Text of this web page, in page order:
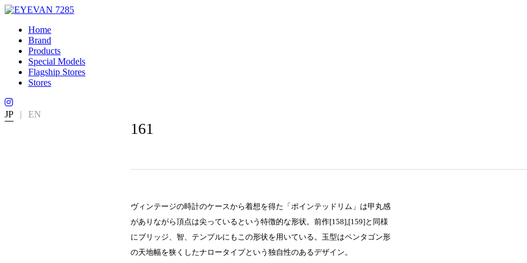
Home
Brand
Products
Special Models
Flagship Stores
Stores
JP | EN
161
ヴィンテージの時計のケースから着想を得た「ポインテッドリム」は甲丸感
がありながら頂点は尖っているという特徴的な形状。前作[158],[159]と同様
にブリッジ、智、テンプルにもこの形状を用いている。玉型はペンタゴン形
の天地幅を狭くしたナロータイプという独自性のあるデザイン。